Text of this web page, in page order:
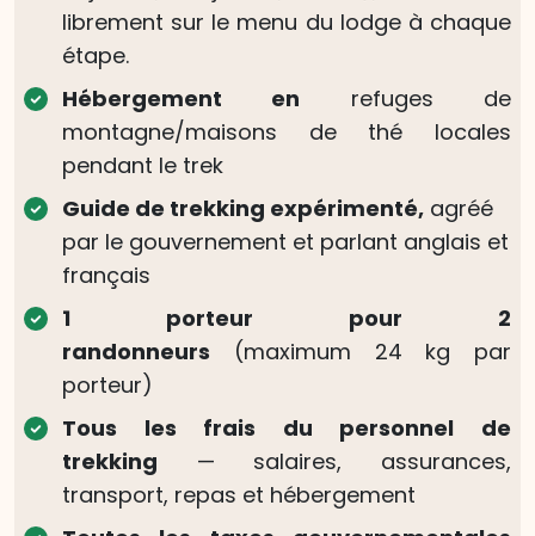
librement sur le menu du lodge à chaque
étape.
Hébergement en refuges de
montagne/maisons de thé locales
pendant le trek
Guide de trekking expérimenté, agréé
par le gouvernement et parlant anglais et
français
1 porteur pour 2
randonneurs (maximum 24 kg par
porteur)
Tous les frais du personnel de
trekking — salaires, assurances,
transport, repas et hébergement